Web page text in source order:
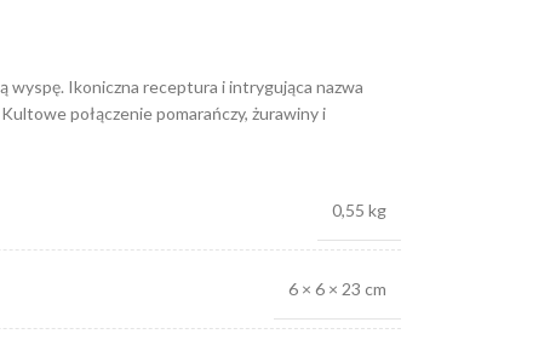
wyspę. Ikoniczna receptura i intrygująca nazwa
połączenie pomarańczy, żurawiny i
0,55 kg
6 × 6 × 23 cm